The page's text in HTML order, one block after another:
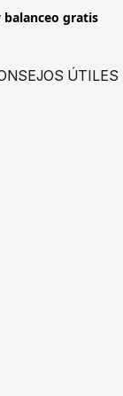
gratis
ÚTILES